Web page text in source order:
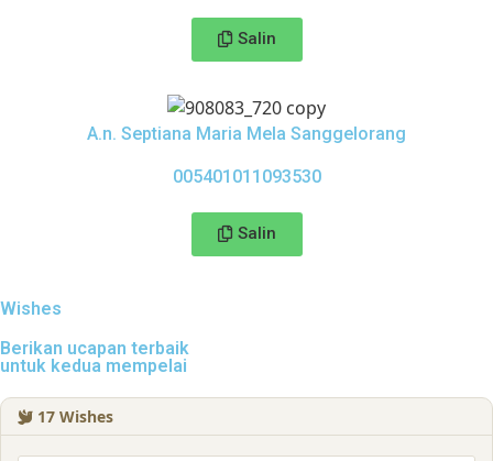
Salin
A.n. Septiana Maria Mela Sanggelorang
005401011093530
Salin
Wishes
Berikan ucapan terbaik
untuk kedua mempelai
17 Wishes